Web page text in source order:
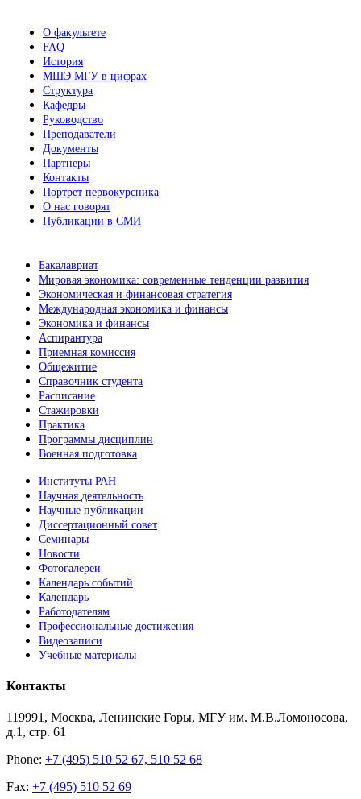
О факультете
FAQ
История
МШЭ МГУ в цифрах
Структура
Кафедры
Руководство
Преподаватели
Документы
Партнеры
Контакты
Портрет первокурсника
О нас говорят
Публикации в СМИ
Бакалавриат
Мировая экономика: современные тенденции развития
Экономическая и финансовая стратегия
Международная экономика и финансы
Экономика и финансы
Аспирантура
Приемная комиссия
Общежитие
Справочник студента
Расписание
Стажировки
Практика
Программы дисциплин
Военная подготовка
Институты РАН
Научная деятельность
Научные публикации
Диссертационный совет
Семинары
Новости
Фотогалереи
Календарь событий
Календарь
Работодателям
Профессиональные достижения
Видеозаписи
Учебные материалы
Контакты
119991, Москва, Ленинские Горы, МГУ им. М.В.Ломоносова,
д.1, стр. 61
Phone: +7 (495) 510 52 67, 510 52 68
Fax: +7 (495) 510 52 69